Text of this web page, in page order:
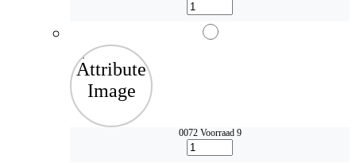
0072 Voorraad 9